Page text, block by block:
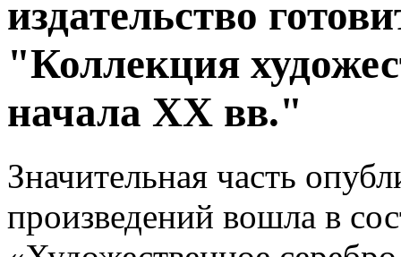
издательство
"Коллекция
начала XX вв."
Значительная часть
произведений вошла в